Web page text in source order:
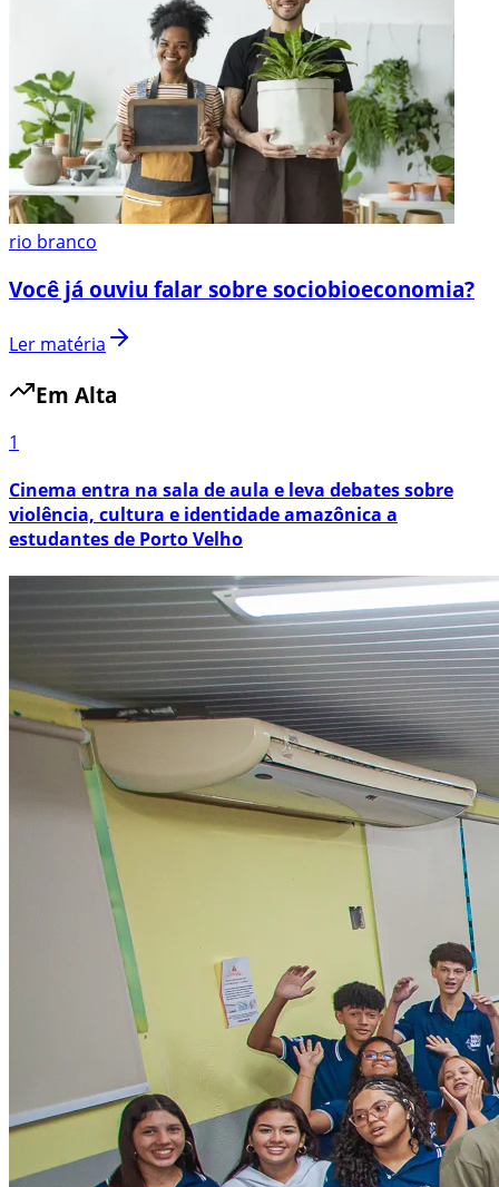
rio branco
Você já ouviu falar sobre sociobioeconomia?
Ler matéria
Em Alta
1
Cinema entra na sala de aula e leva debates sobre
violência, cultura e identidade amazônica a
estudantes de Porto Velho